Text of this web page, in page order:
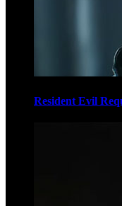
Resident Evil